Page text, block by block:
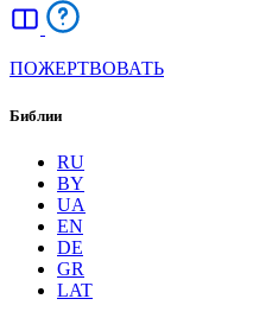
ПОЖЕРТВОВАТЬ
Библии
RU
BY
UA
EN
DE
GR
LAT